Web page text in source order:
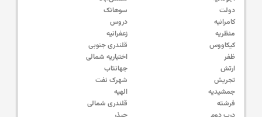
دولت
سوهانک
کامرانیه
دروس
منظریه
زعفرانیه
کیکاووس
قلندری جنوبی
ظفر
اختیاریه شمالی
ارتش
جهانتاب
تجریش
شهرک نفت
جمشیدیه
الهیه
فرشته
قلندری شمالی